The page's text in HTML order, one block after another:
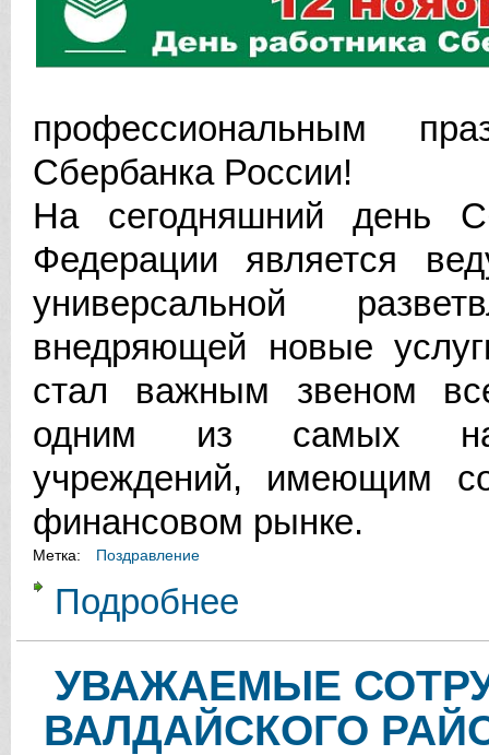
профессиональным
Сбербанка России!
На сегодняшний день
Федерации является
универсальной
внедряющей новые
стал важным звеном
одним из самых
учреждений, имеющим
финансовом рынке.
Метка: Поздравление
Подробнее
УВАЖАЕМЫЕ
ВАЛДАЙСКОГО